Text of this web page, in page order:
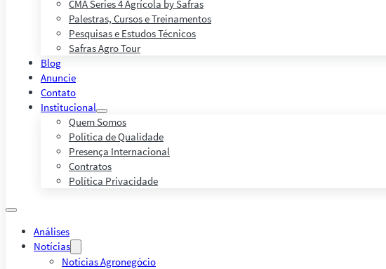
CMA Series 4 Agrícola by Safras
Palestras, Cursos e Treinamentos
Pesquisas e Estudos Técnicos
Safras Agro Tour
Blog
Anuncie
Contato
Institucional
Quem Somos
Política de Qualidade
Presença Internacional
Contratos
Política Privacidade
Análises
Notícias
Notícias Agronegócio